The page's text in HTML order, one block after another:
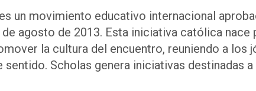
un movimiento educativo internacional
agosto de 2013. Esta iniciativa católica nace
la cultura del encuentro, reuniendo a los
sentido. Scholas genera iniciativas destinadas